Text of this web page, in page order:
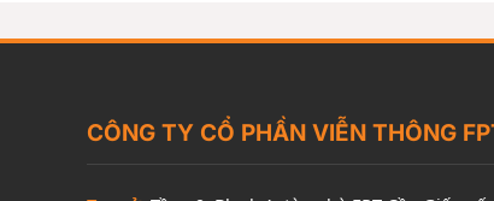
CÔNG TY CỔ PHẦN VIỄN THÔNG